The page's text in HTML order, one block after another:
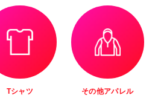
Tシャツ その他アパレル